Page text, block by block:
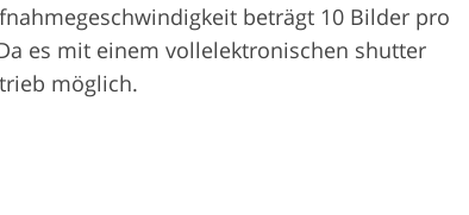
beträgt 10 Bilder pro
es mit einem vollelektronischen shutter
möglich.